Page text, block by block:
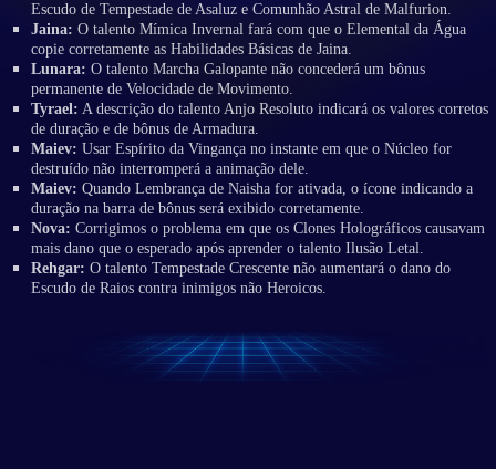
Escudo de Tempestade de Asaluz e Comunhão Astral de Malfurion.
Jaina: O talento Mímica Invernal fará com que o Elemental da Água
copie corretamente as Habilidades Básicas de Jaina.
Lunara: O talento Marcha Galopante não concederá um bônus
permanente de Velocidade de Movimento.
Tyrael: A descrição do talento Anjo Resoluto indicará os valores corretos
de duração e de bônus de Armadura.
Maiev: Usar Espírito da Vingança no instante em que o Núcleo for
destruído não interromperá a animação dele.
Maiev: Quando Lembrança de Naisha for ativada, o ícone indicando a
duração na barra de bônus será exibido corretamente.
Nova: Corrigimos o problema em que os Clones Holográficos causavam
mais dano que o esperado após aprender o talento Ilusão Letal.
Rehgar: O talento Tempestade Crescente não aumentará o dano do
Escudo de Raios contra inimigos não Heroicos.